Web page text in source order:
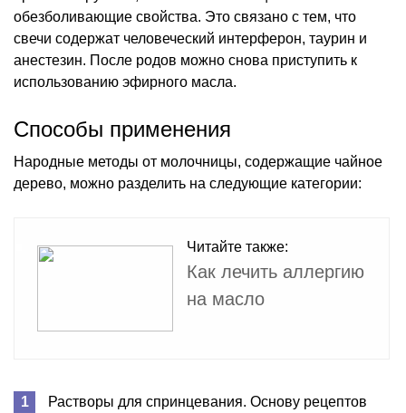
обезболивающие свойства. Это связано с тем, что
свечи содержат человеческий интерферон, таурин и
анестезин. После родов можно снова приступить к
использованию эфирного масла.
Способы применения
Народные методы от молочницы, содержащие чайное
дерево, можно разделить на следующие категории:
Читайте также:
Как лечить аллергию
на масло
Растворы для спринцевания. Основу рецептов